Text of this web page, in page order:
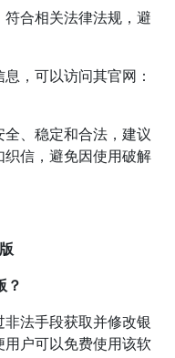
合相关法律法规，避
，可以访问其官网：
、稳定和合法，建议
信，避免因使用破解
？
法手段获取并修改银
户可以免费使用该软